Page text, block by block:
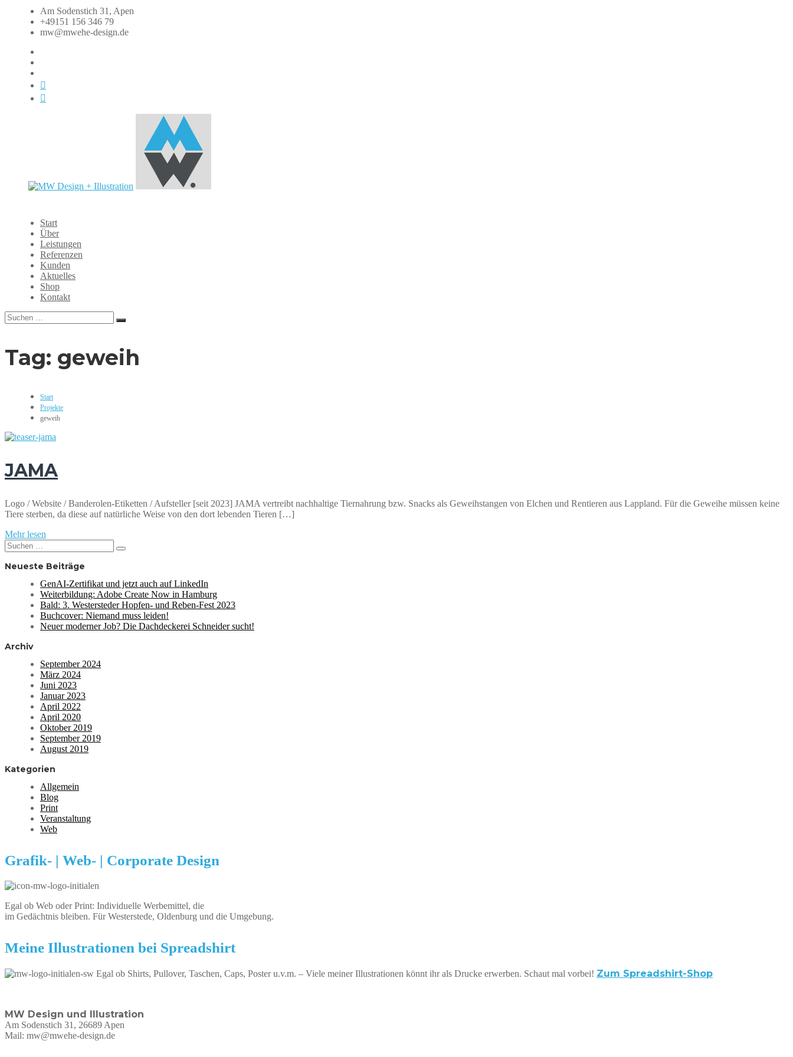
springen
Am Sodenstich 31, Apen
+49151 156 346 79
mw@mwehe-design.de
Design
Illustration
Grafikdesign,
Webdesign,
Marketing,
Mediengestaltung
Start
Über
Leistungen
Referenzen
Kunden
Aktuelles
Shop
Kontakt
Suchen
nach:
Suchen
Tag: geweih
Start
Projekte
geweih
JAMA
Logo / Website / Banderolen-Etiketten / Aufsteller [seit 2023] JAMA vertreibt nachhaltige Tiernahrung bzw. Snacks als Geweihstangen von Elchen und Rentieren aus Lappland. Für die Geweihe müssen keine
Tiere sterben, da diese auf natürliche Weise von den dort lebenden Tieren […]
Mehr lesen
Suchen
nach:
Suchen
Neueste Beiträge
GenAI-Zertifikat und jetzt auch auf LinkedIn
Weiterbildung: Adobe Create Now in Hamburg
Bald: 3. Westersteder Hopfen- und Reben-Fest 2023
Buchcover: Niemand muss leiden!
Neuer moderner Job? Die Dachdeckerei Schneider sucht!
Archiv
September 2024
März 2024
Juni 2023
Januar 2023
April 2022
April 2020
Oktober 2019
September 2019
August 2019
Kategorien
Allgemein
Blog
Print
Veranstaltung
Web
Grafik- | Web- | Corporate Design
Egal ob Web oder Print: Individuelle Werbemittel, die
im Gedächtnis bleiben. Für Westerstede, Oldenburg und die Umgebung.
Meine Illustrationen bei Spreadshirt
Egal ob Shirts, Pullover, Taschen, Caps, Poster u.v.m. – Viele meiner Illustrationen könnt ihr als Drucke erwerben. Schaut mal vorbei! Zum Spreadshirt-Shop
MW Design und Illustration
Am Sodenstich 31, 26689 Apen
Mail: mw@mwehe-design.de